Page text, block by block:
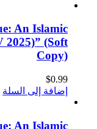
An Islamic
2025)” (Soft
Copy)
$0.99
إضافة إلى السلة
An Islamic